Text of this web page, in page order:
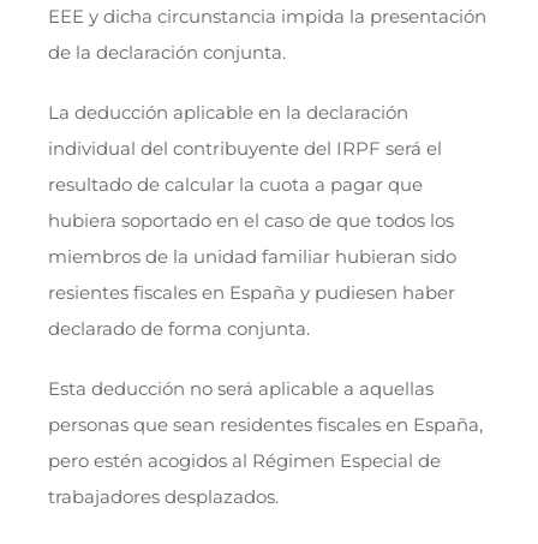
EEE y dicha circunstancia impida la presentación
de la declaración conjunta.
La deducción aplicable en la declaración
individual del contribuyente del IRPF será el
resultado de calcular la cuota a pagar que
hubiera soportado en el caso de que todos los
miembros de la unidad familiar hubieran sido
resientes fiscales en España y pudiesen haber
declarado de forma conjunta.
Esta deducción no será aplicable a aquellas
personas que sean residentes fiscales en España,
pero estén acogidos al Régimen Especial de
trabajadores desplazados.